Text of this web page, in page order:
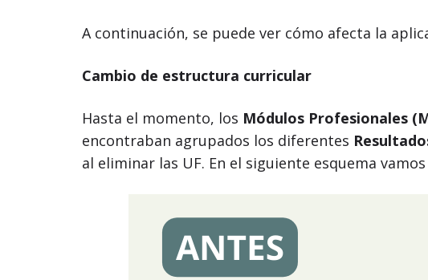
A continuación, se puede ver cómo afecta la
Cambio de estructura curricular
Hasta el momento, los Módulos Profesionales
encontraban agrupados los diferentes
al eliminar las UF. En el siguiente esquema